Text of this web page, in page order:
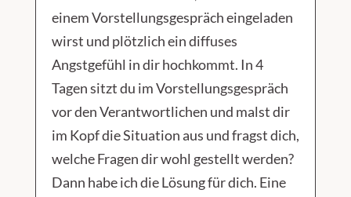
einem Vorstellungsgespräch eingeladen
wirst und plötzlich ein diffuses
Angstgefühl in dir hochkommt. In 4
Tagen sitzt du im Vorstellungsgespräch
vor den Verantwortlichen und malst dir
im Kopf die Situation aus und fragst dich,
welche Fragen dir wohl gestellt werden?
Dann habe ich die Lösung für dich. Eine